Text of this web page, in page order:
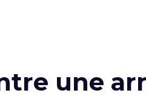
une